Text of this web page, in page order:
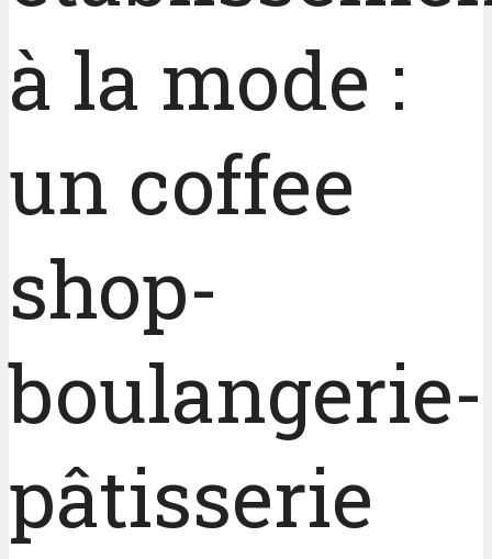
à la mode :
un coffee
shop-
boulangerie-
pâtisserie